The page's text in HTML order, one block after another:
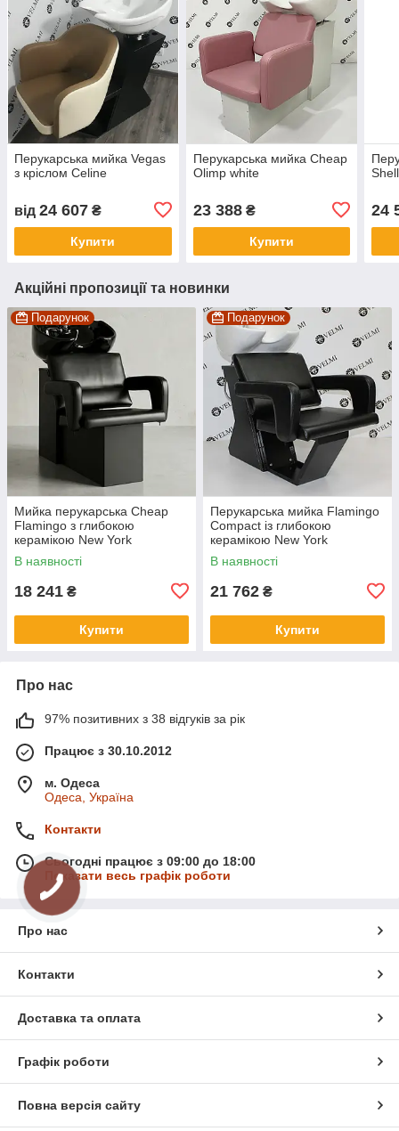
Перукарська мийка Vegas
з кріслом Celine
від 24 607 ₴
Купити
Перукарська мийка Cheap
Olimp white
23 388₴
Купити
24
Акційні пропозиції та новинки
Подарунок
Мийка перукарська Cheap
Flamingo з глибокою
керамікою New York
В наявності
18 241 ₴
Купити
Подарунок
Перукарська мийка Flamingo
Compact із глибокою
керамікою New York
В наявності
21 762 ₴
Купити
Про нас
97% позитивних з 38 відгуків за рік
Працює з 30.10.2012
м. Одеса
Одеса, Україна
Контакти
Сьогодні працює з 09:00 до 18:00
Показати весь графік роботи
Про нас
Контакти
Доставка та оплата
Графік роботи
Повна версія сайту